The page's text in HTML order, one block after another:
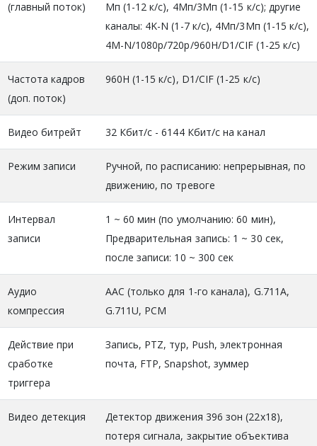
(главный поток)
Мп (1-12 к/с), 4Мп/3Мп (1-15 к/с); другие
каналы: 4K-N (1-7 к/с), 4Мп/3Мп (1-15 к/с),
4M-N/1080p/720p/960H/D1/CIF (1-25 к/с)
Частота кадров
(доп. поток)
960Н (1-15 к/с), D1/CIF (1-25 к/с)
Видео битрейт 32 Кбит/с - 6144 Кбит/с на канал
Режим записи
Ручной, по расписанию: непрерывная, по
движению, по тревоге
Интервал
записи
1 ~ 60 мин (по умолчанию: 60 мин),
Предварительная запись: 1 ~ 30 сек,
после записи: 10 ~ 300 сек
Аудио
компрессия
AAC (только для 1-го канала), G.711A,
G.711U, PCM
Действие при
сработке
триггера
Запись, PTZ, тур, Push, электронная
почта, FTP, Snapshot, зуммер
Видео детекция
Детектор движения 396 зон (22х18),
потеря сигнала, закрытие объектива